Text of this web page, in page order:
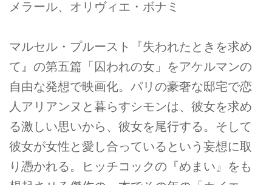
メラール、オリヴィエ・ボナミ
マルセル・プルースト『失われたときを求め
て』の第五篇「囚われの女」をアケルマンの
自由な発想で映画化。パリの豪奢な邸宅で恋
人アリアンヌと暮らすシモンは、彼女を求め
る激しい思いから、彼女を尾行する。そして
彼女が女性と愛し合っているという妄想に取
り憑かれる。ヒッチコックの『めまい』をも